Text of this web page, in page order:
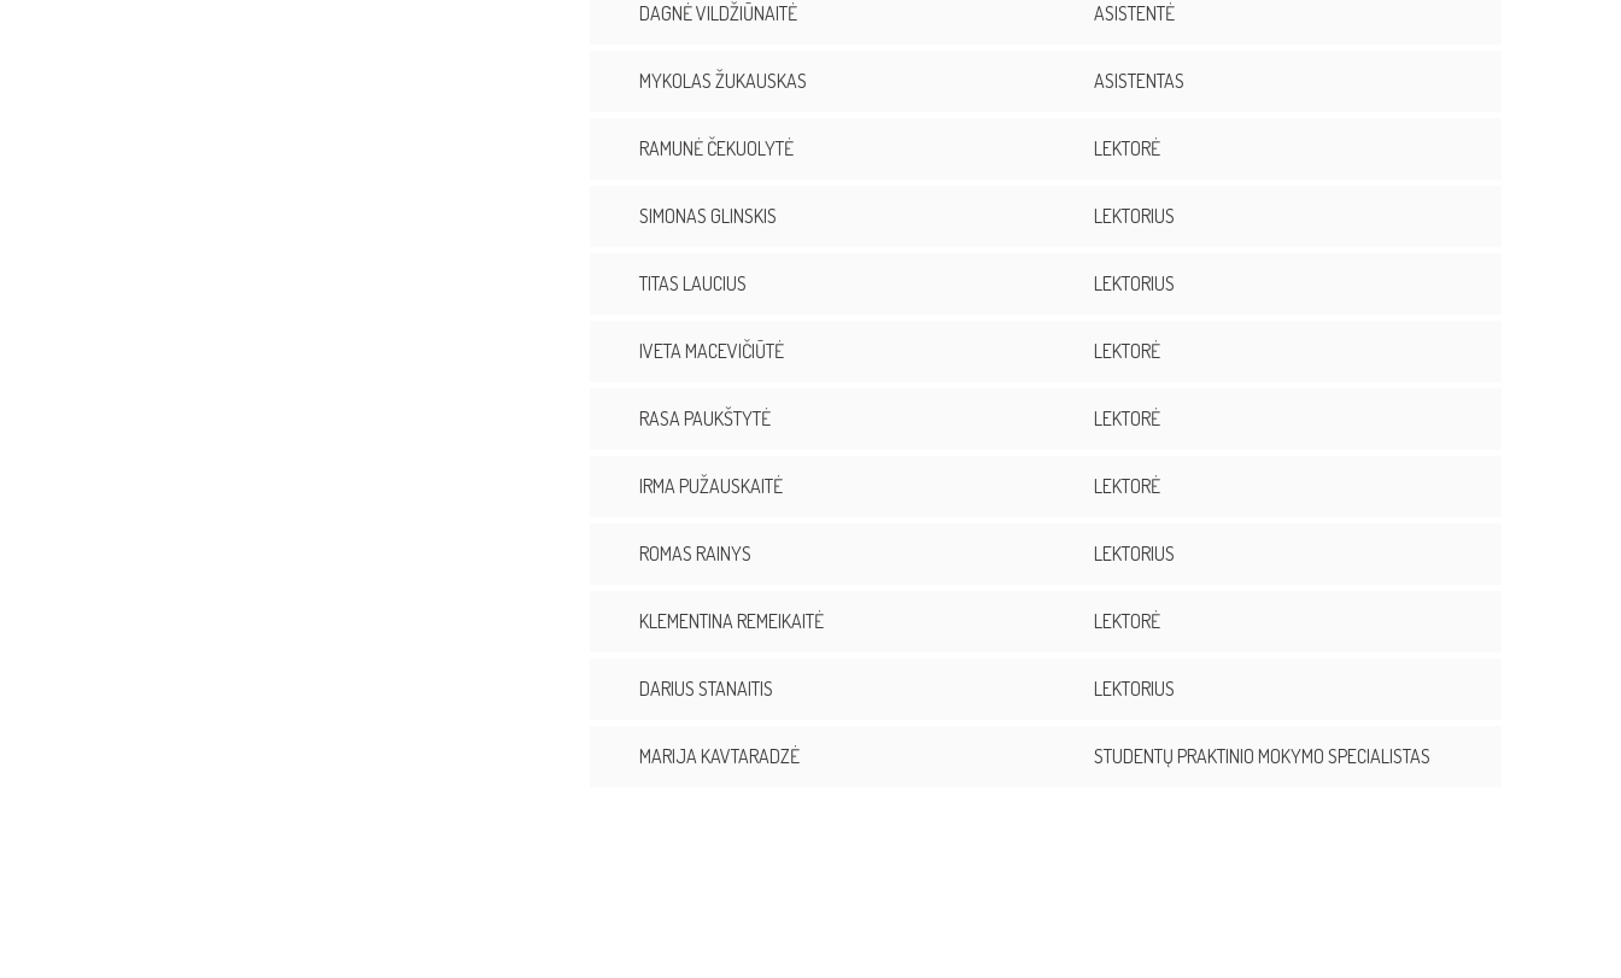
DAGNĖ VILDŽIŪNAITĖ ASISTENTĖ
MYKOLAS ŽUKAUSKAS ASISTENTAS
RAMUNĖ ČEKUOLYTĖ LEKTORĖ
SIMONAS GLINSKIS LEKTORIUS
TITAS LAUCIUS LEKTORIUS
IVETA MACEVIČIŪTĖ LEKTORĖ
RASA PAUKŠTYTĖ LEKTORĖ
IRMA PUŽAUSKAITĖ LEKTORĖ
ROMAS RAINYS LEKTORIUS
KLEMENTINA REMEIKAITĖ LEKTORĖ
DARIUS STANAITIS LEKTORIUS
MARIJA KAVTARADZĖ STUDENTŲ PRAKTINIO MOKYMO SPECIALISTAS